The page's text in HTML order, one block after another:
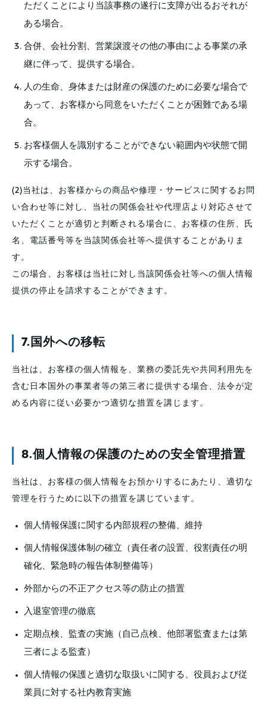
ただくことにより当該事務の遂行に支障が出るおそれが
ある場合。
合併、会社分割、営業譲渡その他の事由による事業の承
継に伴って、提供する場合。
人の生命、身体または財産の保護のために必要な場合で
あって、お客様から同意をいただくことが困難である場
合。
お客様個人を識別することができない範囲内や状態で開
示する場合。
(2)当社は、お客様からの商品や修理・サービスに関するお問
い合わせ等に対し、当社の関係会社や代理店より対応させて
いただくことが適切と判断される場合に、お客様の住所、氏
名、電話番号等を当該関係会社等へ提供することがありま
す。
この場合、お客様は当社に対し当該関係会社等への個人情報
提供の停止を請求することができます。
7.国外への移転
当社は、お客様の個人情報を、業務の委託先や共同利用先を
含む日本国外の事業者等の第三者に提供する場合、法令が定
める内容に従い必要かつ適切な措置を講じます。
8.個人情報の保護のための安全管理措置
当社は、お客様の個人情報をお預かりするにあたり、適切な
管理を行うために以下の措置を講じています。
個人情報保護に関する内部規程の整備、維持
個人情報保護体制の確立（責任者の設置、役割責任の明
確化、緊急時の報告体制整備等）
外部からの不正アクセス等の防止の措置
入退室管理の徹底
定期点検、監査の実施（自己点検、他部署監査または第
三者による監査）
個人情報の保護と適切な取扱いに関する、役員および従
業員に対する社内教育実施